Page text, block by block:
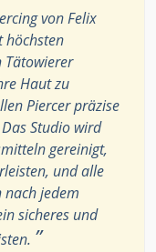
von Felix
höchsten
Tätowierer
Haut zu
Piercer präzise
Studio wird
gereinigt,
und alle
nach jedem
sicheres und
”